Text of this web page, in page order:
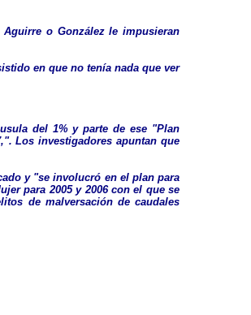
o González le impusieran
en que no tenía nada que ver
del 1% y parte de ese "Plan
Los investigadores apuntan que
y "se involucró en el plan para
para 2005 y 2006 con el que se
de malversación de caudales